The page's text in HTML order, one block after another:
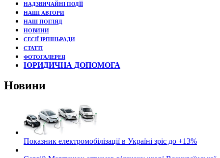
НАДЗВИЧАЙНІ ПОДЇЇ
НАШІ АВТОРИ
НАШ ПОГЛЯД
НОВИНИ
СЕСІЇ ІРПІНЬРАДИ
СТАТТІ
ФОТОГАЛЕРЕЯ
ЮРИДИЧНА ДОПОМОГА
Новини
Показник електромобілізації в Україні зріс до +13%